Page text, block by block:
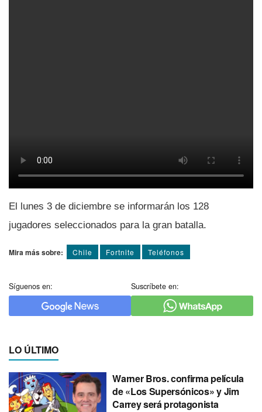
El lunes 3 de diciembre se informarán los 128
jugadores seleccionados para la gran batalla.
Mira más sobre: Chile Fortnite Teléfonos
Síguenos en: Suscríbete en:
LO ÚLTIMO
Warner Bros. confirma película
de «Los Supersónicos» y Jim
Carrey será protagonista